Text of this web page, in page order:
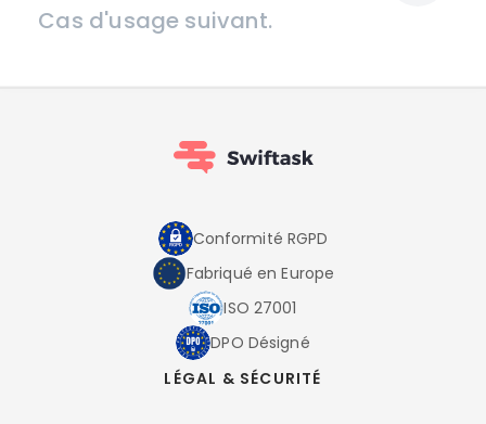
Cas d'usage suivant.
Conformité RGPD
Fabriqué en Europe
ISO 27001
DPO Désigné
LÉGAL & SÉCURITÉ